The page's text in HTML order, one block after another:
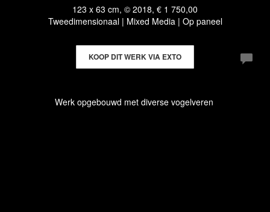
123 x 63 cm, © 2018, € 1 750,00
Tweedimensionaal | Mixed Media | Op paneel
KOOP DIT WERK VIA EXTO
Werk opgebouwd met diverse vogelveren